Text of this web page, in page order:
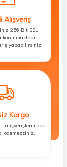
Alışveriş
256 Bit SSL
korunmaktadır.
yapabilirsiniz.
Kargo
alışverişlerinizde
ödemezsiniz.